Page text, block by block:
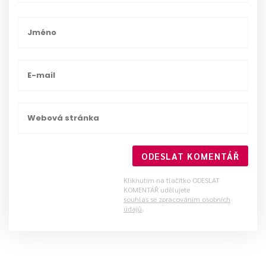
ODESLAT KOMENTÁŘ
Kliknutím na tlačítko ODESLAT
KOMENTÁŘ udělujete
souhlas se zpracováním osobních
údajů.